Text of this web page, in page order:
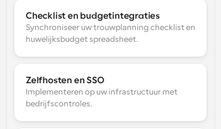
Checklist en budgetintegraties
Synchroniseer uw trouwplanning checklist en
huwelijksbudget spreadsheet.
Zelfhosten en SSO
Implementeren op uw infrastructuur met
bedrijfscontroles.